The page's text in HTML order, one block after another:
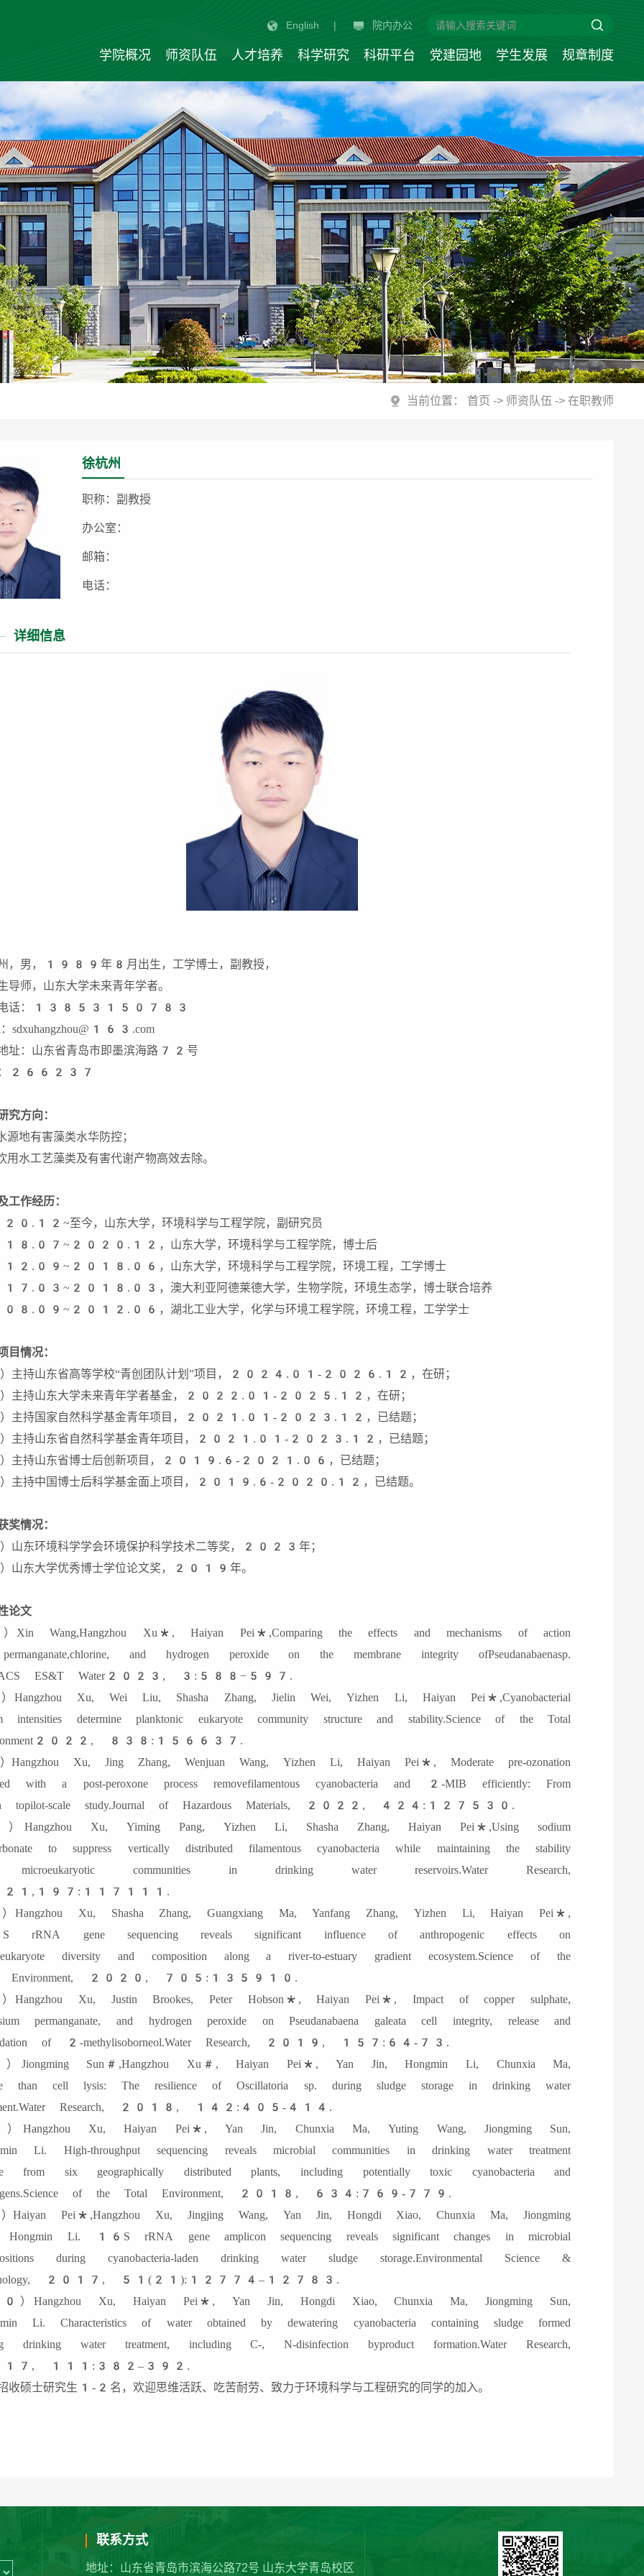
English | 院内办公
学院概况 师资队伍 人才培养 科学研究 科研平台 党建园地 学生发展 规章制度
当前位置： 首页 -> 师资队伍 ->在职教师
徐杭州
职称：副教授
办公室：
邮箱：
电话：
详细信息
，男，1989年8月出生，工学博士，副教授，
导师，山东大学未来青年学者。
电话：13853150783
：sdxuhangzhou@163.com
址：山东省青岛市即墨滨海路72号
：266237
究方向：
地有害藻类水华防控；
水工艺藻类及有害代谢产物高效去除。
工作经历：
至今，山东大学，环境科学与工程学院，副研究员
，山东大学，环境科学与工程学院，博士后
，山东大学，环境科学与工程学院，环境工程，工学博士
，澳大利亚阿德莱德大学，生物学院，环境生态学，博士联合培养
，湖北工业大学，化学与环境工程学院，环境工程，工学学士
目情况：
主持山东省高等学校“青创团队计划”项目，2024.01-2026.12，在研；
主持山东大学未来青年学者基金，2022.01-2025.12，在研；
主持国家自然科学基金青年项目，2021.01-2023.12，已结题；
主持山东省自然科学基金青年项目，2021.01-2023.12，已结题；
主持山东省博士后创新项目，2019.6-2021.06，已结题；
主持中国博士后科学基金面上项目，2019.6-2020.12，已结题。
奖情况：
山东环境科学学会环境保护科学技术二等奖，2023年；
山东大学优秀博士学位论文奖，2019年。
论文
Xin Wang,Hangzhou Xu*, Haiyan Pei*,Comparing the effects and mechanisms of action
and hydrogen peroxide on the membrane integrity ofPseudanabaenasp.
ES&T Water2023, 3:588−597.
Hangzhou Xu, Wei Liu, Shasha Zhang, Jielin Wei, Yizhen Li, Haiyan Pei*,Cyanobacterial
intensities determine planktonic eukaryote community structure and stability.Science of the Total
838:156637.
Hangzhou Xu, Jing Zhang, Wenjuan Wang, Yizhen Li, Haiyan Pei*, Moderate pre-ozonation
with a post-peroxone process removefilamentous cyanobacteria and 2-MIB efficiently: From
topilot-scale study.Journal of Hazardous Materials, 2022, 424:127530.
Hangzhou Xu, Yiming Pang, Yizhen Li, Shasha Zhang, Haiyan Pei*,Using sodium
to suppress vertically distributed filamentous cyanobacteria while maintaining the stability
communities in drinking water reservoirs.Water Research,
Hangzhou Xu, Shasha Zhang, Guangxiang Ma, Yanfang Zhang, Yizhen Li, Haiyan Pei*,
rRNA gene sequencing reveals significant influence of anthropogenic effects on
diversity and composition along a river-to-estuary gradient ecosystem.Science of the
Environment, 2020, 705:135910.
Hangzhou Xu, Justin Brookes, Peter Hobson*, Haiyan Pei*, Impact of copper sulphate,
permanganate, and hydrogen peroxide on Pseudanabaena galeata cell integrity, release and
of 2-methylisoborneol.Water Research, 2019, 157:64-73.
Jiongming Sun#,Hangzhou Xu#, Haiyan Pei*, Yan Jin, Hongmin Li, Chunxia Ma,
than cell lysis: The resilience of Oscillatoria sp. during sludge storage in drinking water
Research, 2018, 142:405-414.
Hangzhou Xu, Haiyan Pei*, Yan Jin, Chunxia Ma, Yuting Wang, Jiongming Sun,
Li. High-throughput sequencing reveals microbial communities in drinking water treatment
from six geographically distributed plants, including potentially toxic cyanobacteria and
of the Total Environment, 2018, 634:769-779.
Haiyan Pei*,Hangzhou Xu, Jingjing Wang, Yan Jin, Hongdi Xiao, Chunxia Ma, Jiongming
Hongmin Li. 16S rRNA gene amplicon sequencing reveals significant changes in microbial
during cyanobacteria-laden drinking water sludge storage.Environmental Science &
2017, 51(21):12774–12783.
）Hangzhou Xu, Haiyan Pei*, Yan Jin, Hongdi Xiao, Chunxia Ma, Jiongming Sun,
Li. Characteristics of water obtained by dewatering cyanobacteria containing sludge formed
drinking water treatment, including C-, N-disinfection byproduct formation.Water Research,
111:382–392.
收硕士研究生1-2名，欢迎思维活跃、吃苦耐劳、致力于环境科学与工程研究的同学的加入。
联系方式
地址：山东省青岛市滨海公路72号 山东大学青岛校区